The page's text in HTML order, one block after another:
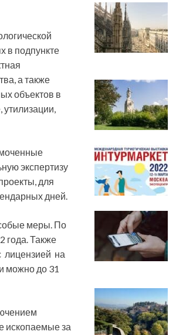
в подпункте
а также
объектов в
экспертизу
для
дней.
меры. По
года. Также
лицензией на
можно до 31
ископаемые за